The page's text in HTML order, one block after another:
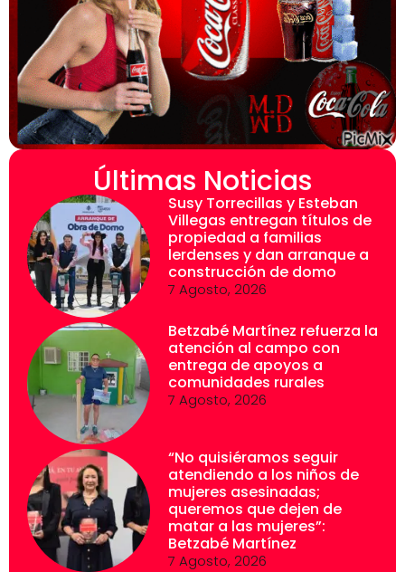
Últimas Noticias
Susy Torrecillas y Esteban
Villegas entregan títulos de
propiedad a familias
lerdenses y dan arranque a
construcción de domo
7 Agosto, 2026
Betzabé Martínez refuerza la
atención al campo con
entrega de apoyos a
comunidades rurales
7 Agosto, 2026
“No quisiéramos seguir
atendiendo a los niños de
mujeres asesinadas;
queremos que dejen de
matar a las mujeres”:
Betzabé Martínez
7 Agosto, 2026